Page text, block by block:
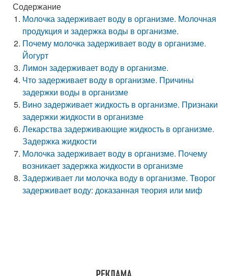
Содержание
Молочка задерживает воду в организме. Молочная
продукция и задержка воды в организме.
Почему молочка задерживает воду в организме.
Йогурт
Лимон задерживает воду в организме.
Что задерживает воду в организме. Причины
задержки воды в организме
Вино задерживает жидкость в организме. Признаки
задержки жидкости в организме
Лекарства задерживающие жидкость в организме.
Задержка жидкости
Молочка задерживает воду в организме. Почему
возникает задержка жидкости в организме
Задерживает ли молочка воду в организме. Творог
задерживает воду: доказанная теория или миф